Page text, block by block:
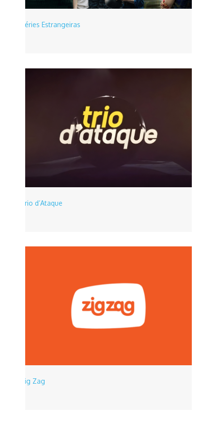
Séries Estrangeiras
Trio d’Ataque
Zig Zag